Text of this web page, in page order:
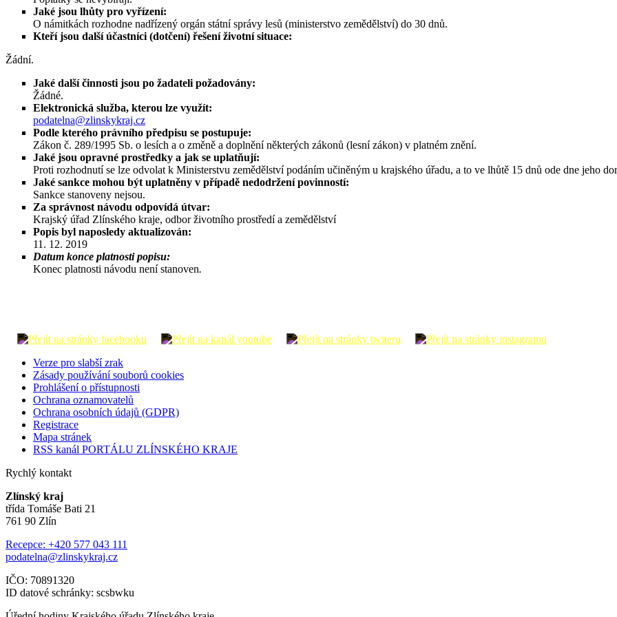
Jaké jsou lhůty pro vyřízení:
O námitkách rozhodne nadřízený orgán státní správy lesů (ministerstvo zemědělství) do 30 dnů.
Kteří jsou další účastníci (dotčení) řešení životní situace:
Žádní.
Jaké další činnosti jsou po žadateli požadovány:
Žádné.
Elektronická služba, kterou lze využít:
podatelna@zlinskykraj.cz
Podle kterého právního předpisu se postupuje:
Zákon č. 289/1995 Sb. o lesích a o změně a doplnění některých zákonů (lesní zákon) v platném znění.
Jaké jsou opravné prostředky a jak se uplatňují:
Proti rozhodnutí se lze odvolat k Ministerstvu zemědělství podáním učiněným u krajského úřadu, a to ve lhůtě 15 dnů ode dne
Jaké sankce mohou být uplatněny v případě nedodržení povinností:
Sankce stanoveny nejsou.
Za správnost návodu odpovídá útvar:
Krajský úřad Zlínského kraje, odbor životního prostředí a zemědělství
Popis byl naposledy aktualizován:
11. 12. 2019
Datum konce platnosti popisu:
Konec platnosti návodu není stanoven.
Verze pro slabší zrak
Zásady používání souborů cookies
Prohlášení o přístupnosti
Ochrana oznamovatelů
Ochrana osobních údajů (GDPR)
Registrace
Mapa stránek
RSS kanál PORTÁLU ZLÍNSKÉHO KRAJE
Rychlý kontakt
Zlínský kraj
třída Tomáše Bati 21
761 90 Zlín
Recepce: +420 577 043 111
podatelna@zlinskykraj.cz
IČO: 70891320
ID datové schránky: scsbwku